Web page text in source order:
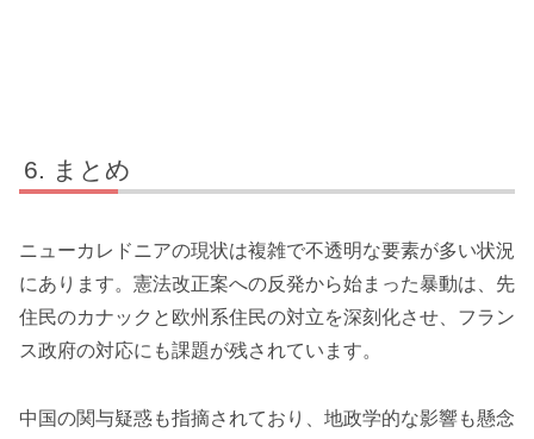
まとめ
ニューカレドニアの現状は複雑で不透明な要素が多い状況
にあります。憲法改正案への反発から始まった暴動は、先
住民のカナックと欧州系住民の対立を深刻化させ、フラン
ス政府の対応にも課題が残されています。
中国の関与疑惑も指摘されており、地政学的な影響も懸念